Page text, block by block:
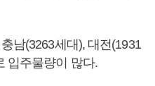
남(3263세대), 대전(1931
입주물량이 많다.